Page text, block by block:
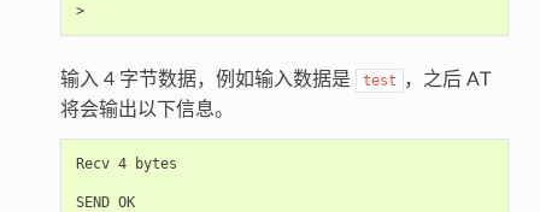
>
输入 4 字节数据，例如输入数据是 test
，之后 AT
将会输出以下信息。
Recv 4 bytes
SEND OK